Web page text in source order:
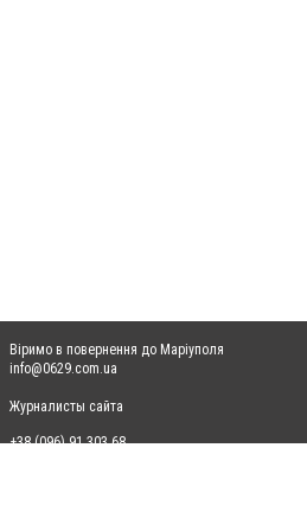
Віримо в повернення до Маріуполя
info@0629.com.ua
Журналисты сайта
+38 (096) 91 303 68